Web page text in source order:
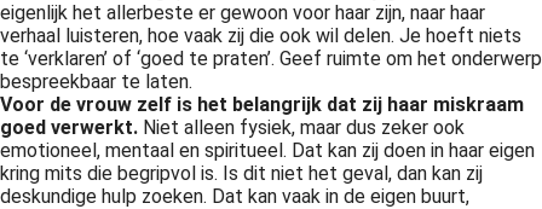
eigenlijk het allerbeste er gewoon voor haar zijn, naar haar
verhaal luisteren, hoe vaak zij die ook wil delen. Je hoeft niets
te ‘verklaren’ of ‘goed te praten’. Geef ruimte om het onderwerp
bespreekbaar te laten.
Voor de vrouw zelf is het belangrijk dat zij haar miskraam
goed verwerkt. Niet alleen fysiek, maar dus zeker ook
emotioneel, mentaal en spiritueel. Dat kan zij doen in haar eigen
kring mits die begripvol is. Is dit niet het geval, dan kan zij
deskundige hulp zoeken. Dat kan vaak in de eigen buurt,